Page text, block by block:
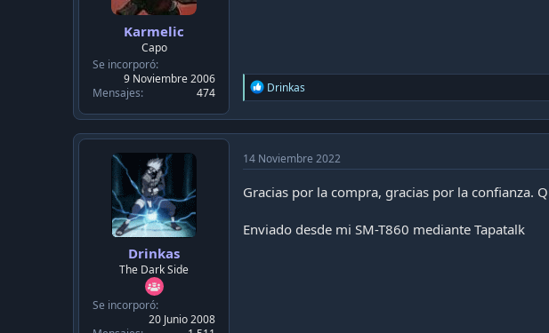
Karmelic
Capo
Se incorporó
9 Noviembre 2006
Mensajes
474
R
e
i
o
s
Drinkas
Drinkas
The Dark Side
Se incorporó
20 Junio 2008
14 Noviembre 2022
Gracias por la compra, gracias por la confianza.
Enviado desde mi SM-T860 mediante Tapatalk